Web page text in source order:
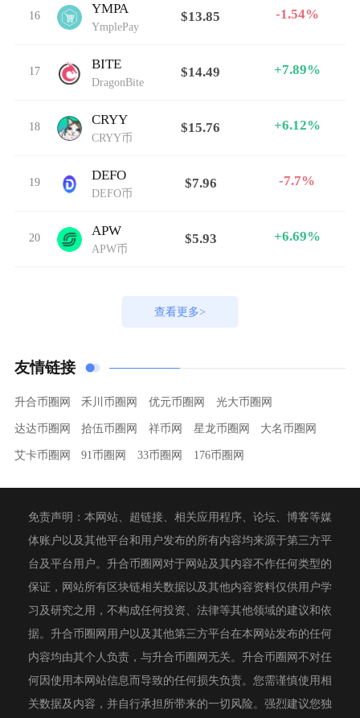
16 YMPA
YmplePay
$13.85 -1.54%
17 BITE
DragonBite
$14.49 +7.89%
18 CRYY
CRYY币
$15.76 +6.12%
19 DEFO
DEFO币
$7.96 -7.7%
20 APW
APW币
$5.93 +6.69%
查看更多>
友情链接
升合币圈网 禾川币圈网 优元币圈网 光大币圈网
达达币圈网 拾伍币圈网 祥币网 星龙币圈网 大名币圈网
艾卡币圈网 91币圈网 33币圈网 176币圈网
免责声明：本网站、超链接、相关应用程序、论坛、博客等媒
体账户以及其他平台和用户发布的所有内容均来源于第三方平
台及平台用户。升合币圈网对于网站及其内容不作任何类型的
保证，网站所有区块链相关数据以及其他内容资料仅供用户学
习及研究之用，不构成任何投资、法律等其他领域的建议和依
据。升合币圈网用户以及其他第三方平台在本网站发布的任何
内容均由其个人负责，与升合币圈网无关。升合币圈网不对任
何因使用本网站信息而导致的任何损失负责。您需谨慎使用相
关数据及内容，并自行承担所带来的一切风险。强烈建议您独